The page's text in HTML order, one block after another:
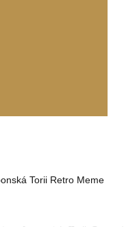
Torii Retro Meme